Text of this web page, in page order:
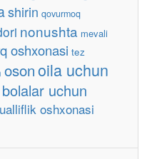
shirin qovurmoq
nonushta mevali
oshxonasi tez
osonoila uchun
bolalar uchun
oshxonasi